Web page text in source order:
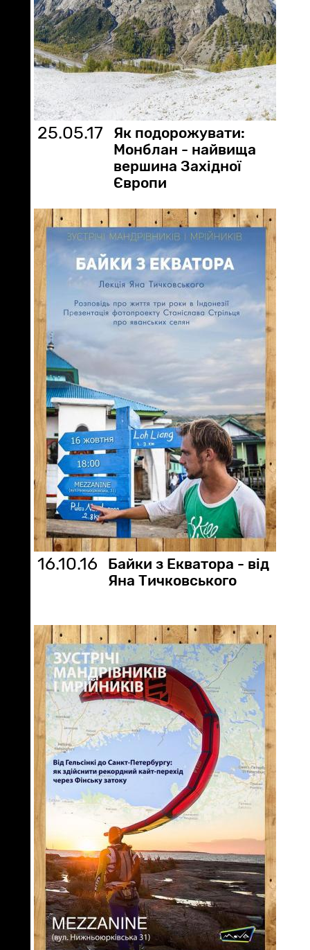
25.05.17
Як подорожувати:
Монблан - найвища
вершина Західної
Європи
16.10.16
Байки з Екватора - від
Яна Тичковського